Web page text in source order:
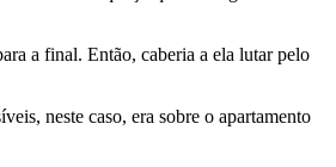
a final. Então, caberia a ela lutar pelo
neste caso, era sobre o apartamento